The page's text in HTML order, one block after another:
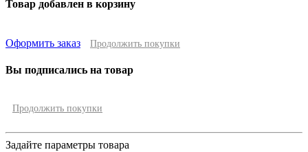
Товар добавлен в корзину
Оформить заказ Продолжить покупки
Вы подписались на товар
Продолжить покупки
Задайте параметры товара